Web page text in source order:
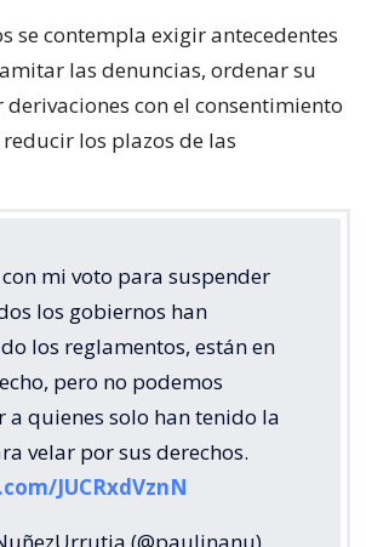
se contempla exigir antecedentes
las denuncias, ordenar su
con el consentimiento
los plazos de las
mi voto para suspender
los gobiernos han
los reglamentos, están en
pero no podemos
a quienes solo han tenido la
velar por sus derechos.
JUCRxdVznN